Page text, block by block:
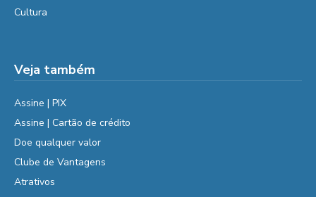
Cultura
Veja também
Assine | PIX
Assine | Cartão de crédito
Doe qualquer valor
Clube de Vantagens
Atrativos